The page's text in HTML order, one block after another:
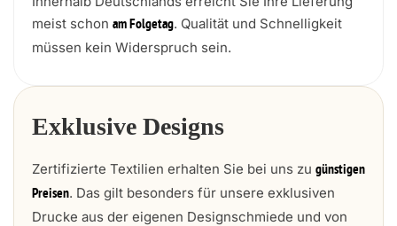
meist schon am Folgetag. Qualität und Schnelligkeit
müssen kein Widerspruch sein.
Exklusive Designs
Zertifizierte Textilien erhalten Sie bei uns zu günstigen
Preisen. Das gilt besonders für unsere exklusiven
Drucke aus der eigenen Designschmiede und von